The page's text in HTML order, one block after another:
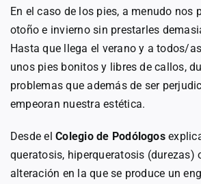
En el caso de los pies, a menudo nos
otoño e invierno sin prestarles
Hasta que llega el verano y a todos/
unos pies bonitos y libres de callos,
problemas que además de ser
empeoran nuestra estética.
Desde elColegio de Podólogos
queratosis, hiperqueratosis (durezas)
alteración en la que se produce un